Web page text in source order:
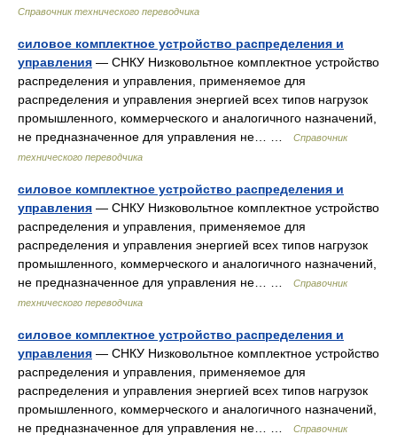
Справочник технического переводчика
силовое комплектное устройство распределения и
управления — СНКУ Низковольтное комплектное устройство
распределения и управления, применяемое для
распределения и управления энергией всех типов нагрузок
промышленного, коммерческого и аналогичного назначений,
не предназначенное для управления не… …
Справочник
технического переводчика
силовое комплектное устройство распределения и
управления — СНКУ Низковольтное комплектное устройство
распределения и управления, применяемое для
распределения и управления энергией всех типов нагрузок
промышленного, коммерческого и аналогичного назначений,
не предназначенное для управления не… …
Справочник
технического переводчика
силовое комплектное устройство распределения и
управления — СНКУ Низковольтное комплектное устройство
распределения и управления, применяемое для
распределения и управления энергией всех типов нагрузок
промышленного, коммерческого и аналогичного назначений,
не предназначенное для управления не… …
Справочник